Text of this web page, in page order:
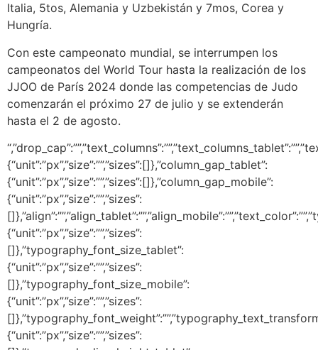
Italia, 5tos, Alemania y Uzbekistán y 7mos, Corea y
Hungría.
Con este campeonato mundial, se interrumpen los
campeonatos del World Tour hasta la realización de los
JJOO de París 2024 donde las competencias de Judo
comenzarán el próximo 27 de julio y se extenderán
hasta el 2 de agosto.